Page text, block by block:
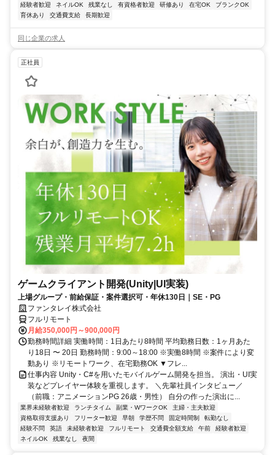
経験者歓迎
ネイルOK 残業なし 有資格者歓迎 研修あり 在宅OK
ブランクOK
育休あり
交通費支給 長期歓迎
同じ企業の求人
正社員
ゲームクライアント開発(Unity|UI実装)
上場グループ・前給保証・案件選択可・年休130日｜SE・PG
ファンタレイ株式会社
フルリモート
月給350,000円～900,000円
勤務時間詳細 実働時間：1日あたり8時間 平均勤務日数：1ヶ月あた
り18日 〜 20日 勤務時間：9:00～18:00 ※実働8時間 ※案件により変
動あり ※リモートワーク、在宅勤務OK ▼フレ...
仕事内容 Unity・C#を用いたモバイルゲーム開発を担当。 演出・UI実
装などプレイヤー体験を重視します。 ＼先輩社員インタビュー／
（前職：アニメーションPG 26歳・男性） 自分の作った演出に...
業界未経験者歓迎 ランチタイム 副業・WワークOK
主婦・主夫歓迎
資格取得支援あり
フリーター歓迎 早朝 学歴不問 固定時間制
転勤なし
経験不問
英語 未経験者歓迎 フルリモート 交通費全額支給 午前
経験者歓迎
ネイルOK
残業なし 夜間